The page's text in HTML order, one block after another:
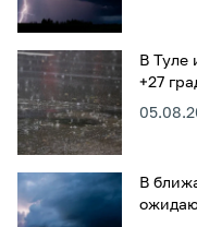
В Туле
+27
В